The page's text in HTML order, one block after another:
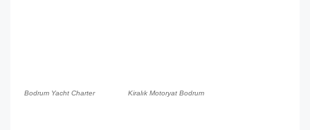
Bodrum Yacht Charter Kiralık Motoryat Bodrum